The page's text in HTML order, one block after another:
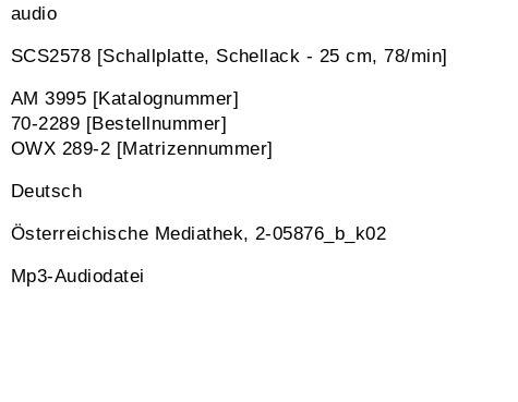
audio
SCS2578 [Schallplatte, Schellack - 25 cm, 78/min]
AM 3995 [Katalognummer]
70-2289 [Bestellnummer]
OWX 289-2 [Matrizennummer]
Deutsch
Österreichische Mediathek, 2-05876_b_k02
Mp3-Audiodatei